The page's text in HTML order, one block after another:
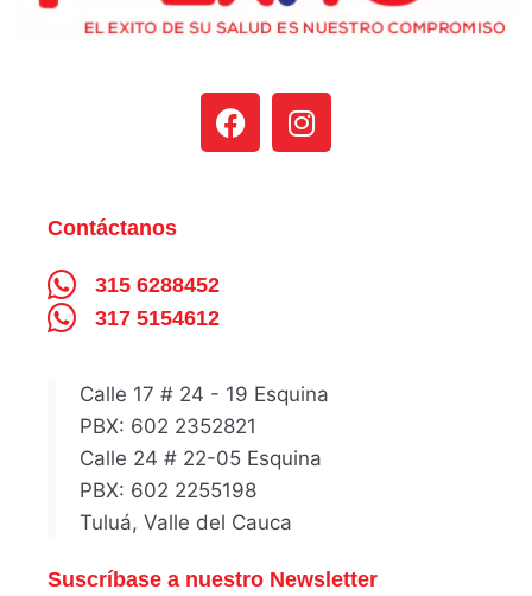
Contáctanos
315 6288452
317 5154612
Calle 17 # 24 - 19 Esquina
PBX: 602 2352821
Calle 24 # 22-05 Esquina
PBX: 602 2255198
Tuluá, Valle del Cauca
Suscríbase a nuestro Newsletter